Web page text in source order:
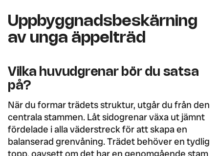
Uppbyggnadsbeskärning
av unga äppelträd
Vilka huvudgrenar bör du satsa
på?
När du formar trädets struktur, utgår du från den
centrala stammen. Låt sidogrenar växa ut jämnt
fördelade i alla väderstreck för att skapa en
balanserad grenvåning. Trädet behöver en tydlig